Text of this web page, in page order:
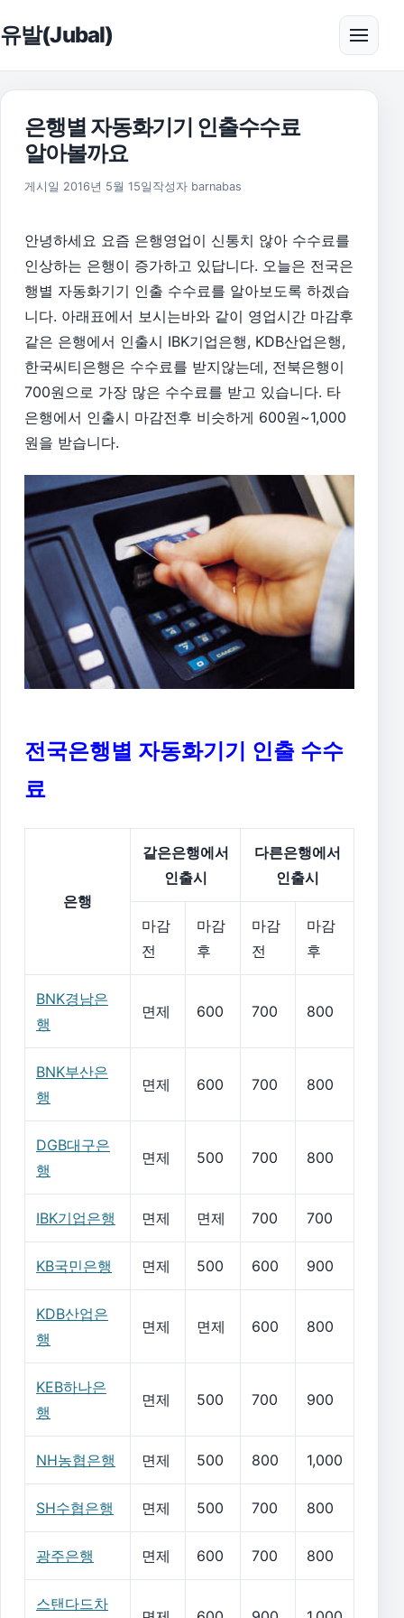
유발(Jubal) 메뉴
은행별 자동화기기 인출수수료
알아볼까요
게시일 2016년 5월 15일 2016년 5월 15일
작성자 barnabas
안녕하세요 요즘 은행영업이 신통치 않아 수수료를
인상하는 은행이 증가하고 있답니다. 오늘은 전국은
행별 자동화기기 인출 수수료를 알아보도록 하겠습
니다. 아래표에서 보시는바와 같이 영업시간 마감후
같은 은행에서 인출시 IBK기업은행, KDB산업은행,
한국씨티은행은 수수료를 받지않는데, 전북은행이
700원으로 가장 많은 수수료를 받고 있습니다. 타
은행에서 인출시 마감전후 비슷하게 600원~1,000
원을 받습니다.
전국은행별 자동화기기 인출 수수
료
은행
같은은행에서
인출시
다른은행에서
인출시
마감
전
마감
후
마감
전
마감
후
BNK경남은
행
면제 600 700 800
BNK부산은
행
면제 600 700 800
DGB대구은
행
면제 500 700 800
IBK기업은행 면제 면제 700 700
KB국민은행 면제 500 600 900
KDB산업은
행
면제 면제 600 800
KEB하나은
행
면제 500 700 900
NH농협은행 면제 500 800 1,000
SH수협은행 면제 500 700 800
광주은행 면제 600 700 800
스탠다드차